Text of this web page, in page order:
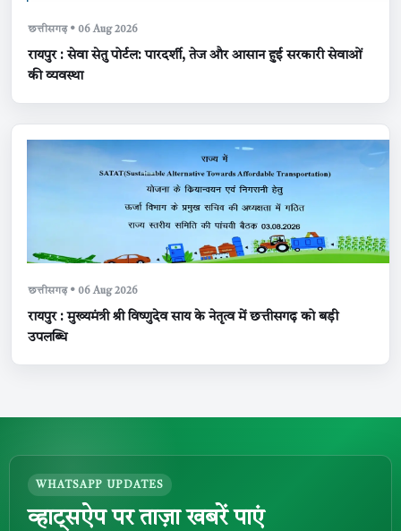
छत्तीसगढ़ • 06 Aug 2026
रायपुर : सेवा सेतु पोर्टल: पारदर्शी, तेज और आसान हुई सरकारी सेवाओं
की व्यवस्था
छत्तीसगढ़ • 06 Aug 2026
रायपुर : मुख्यमंत्री श्री विष्णुदेव साय के नेतृत्व में छत्तीसगढ़ को बड़ी
उपलब्धि
WHATSAPP UPDATES
व्हाट्सऐप पर ताज़ा खबरें पाएं